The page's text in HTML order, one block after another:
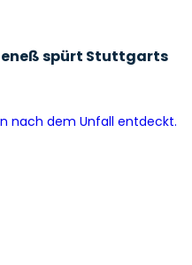
spürt Stuttgarts